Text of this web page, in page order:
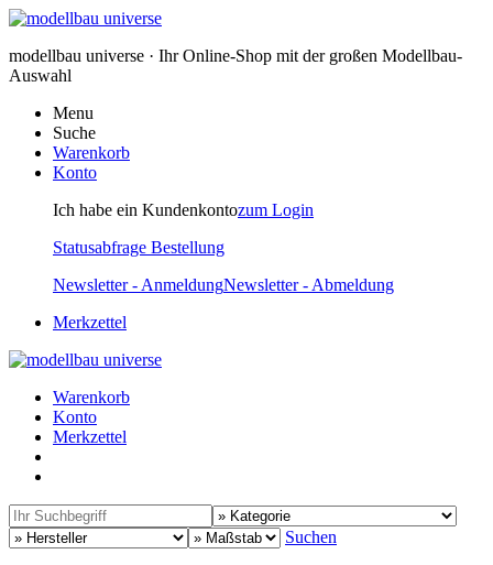
modellbau universe · Ihr Online-Shop mit der großen Modellbau-
Auswahl
Menu
Suche
Warenkorb
Konto
Ich habe ein Kundenkontozum Login
Statusabfrage Bestellung
Newsletter - AnmeldungNewsletter - Abmeldung
Merkzettel
Warenkorb
Konto
Merkzettel
Suchen